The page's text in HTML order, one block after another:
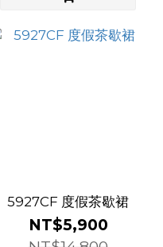
5927CF 度假茶歇裙
NT$5,900